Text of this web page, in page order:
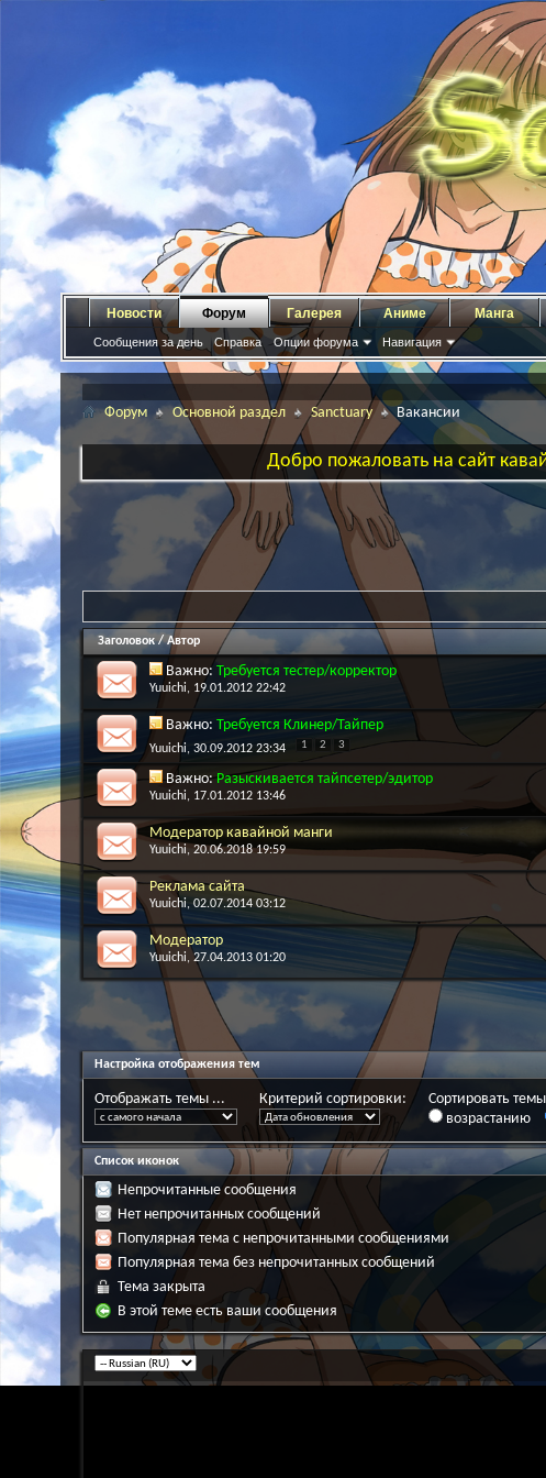
Новости Форум
Сообщения за день Справка Опции форума Навигация
Галерея Аниме Манга
Форум Основной раздел Sanctuary Вакансии
Добро пожаловать на сайт
Заголовок/Автор
Важно: Требуется тестер/корректор
Yuuichi, 19.01.2012 22:42
Важно: Требуется Клинер/Тайпер
Yuuichi, 30.09.2012 23:34 1 2 3
Важно:Разыскивается тайпсетер/эдитор
Yuuichi, 17.01.2012 13:46
Модератор кавайной манги
Yuuichi, 20.06.2018 19:59
Реклама сайта
Yuuichi, 02.07.2014 03:12
Модератор
Yuuichi, 27.04.2013 01:20
Настройка отображения тем
Отображать темы ... Критерий сортировки:
Сортировать
возрастанию
Список иконок
Непрочитанные сообщения
Нет непрочитанных сообщений
Популярная тема с непрочитанными сообщениями
Популярная тема без непрочитанных сообщений
Тема закрыта
В этой теме есть ваши сообщения